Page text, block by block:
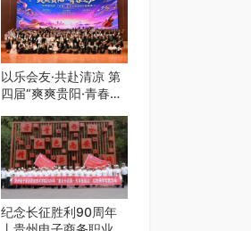
以乐会友·共赴清凉 第
四届“爽爽贵阳·青春之
启动
纪念长征胜利90周年